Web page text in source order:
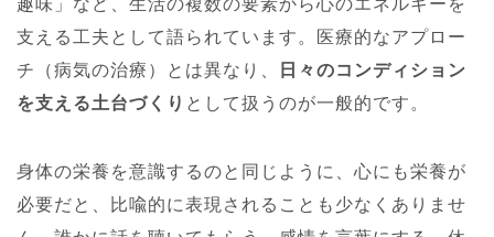
趣味」など、生活の複数の要素から心のエネルギーを
支える工夫として語られています。医療的なアプロー
チ（病気の治療）とは異なり、
日々のコンディション
を支える土台づくり として扱うのが一般的です。
身体の栄養を意識するのと同じように、心にも栄養が
必要だと、比喩的に表現されることも少なくありませ